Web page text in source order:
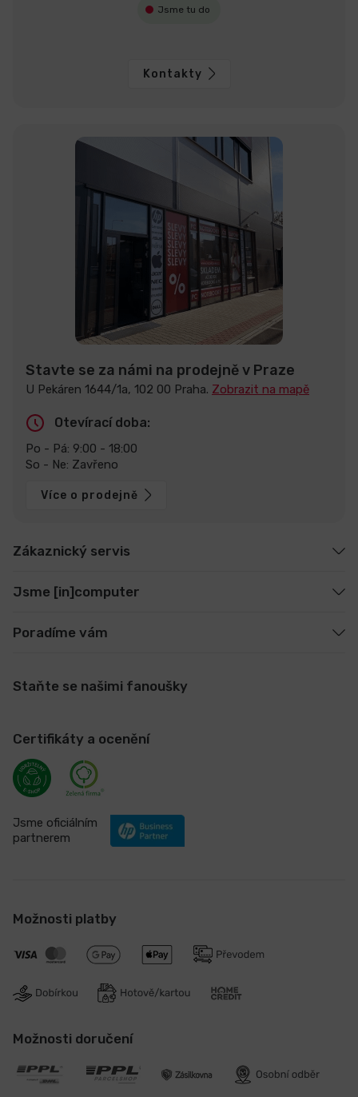
Jsme tu do
Kontakty
Stavte se za námi na prodejně v Praze
U Pekáren 1644/1a, 102 00 Praha. Zobrazit na mapě
Otevírací doba:
Po - Pá: 9:00 - 18:00
So - Ne: Zavřeno
Více o prodejně
Zákaznický servis
Jsme [in]computer
Poradíme vám
Staňte se našimi fanoušky
Certifikáty a ocenění
Jsme oficiálním
partnerem
Možnosti platby
Možnosti doručení